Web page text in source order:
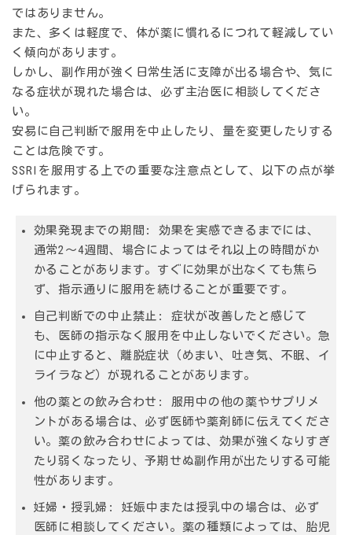
ではありません。
また、多くは軽度で、体が薬に慣れるにつれて軽減してい
く傾向があります。
しかし、副作用が強く日常生活に支障が出る場合や、気に
なる症状が現れた場合は、必ず主治医に相談してくださ
い。
安易に自己判断で服用を中止したり、量を変更したりする
ことは危険です。
SSRIを服用する上での重要な注意点として、以下の点が挙
げられます。
効果発現までの期間:
効果を実感できるまでには、
通常2～4週間、場合によってはそれ以上の時間がか
かることがあります。すぐに効果が出なくても焦ら
ず、指示通りに服用を続けることが重要です。
自己判断での中止禁止:
症状が改善したと感じて
も、医師の指示なく服用を中止しないでください。急
に中止すると、離脱症状（めまい、吐き気、不眠、イ
ライラなど）が現れることがあります。
他の薬との飲み合わせ:
服用中の他の薬やサプリメ
ントがある場合は、必ず医師や薬剤師に伝えてくださ
い。薬の飲み合わせによっては、効果が強くなりすぎ
たり弱くなったり、予期せぬ副作用が出たりする可能
性があります。
妊婦・授乳婦:
妊娠中または授乳中の場合は、必ず
医師に相談してください。薬の種類によっては、胎児